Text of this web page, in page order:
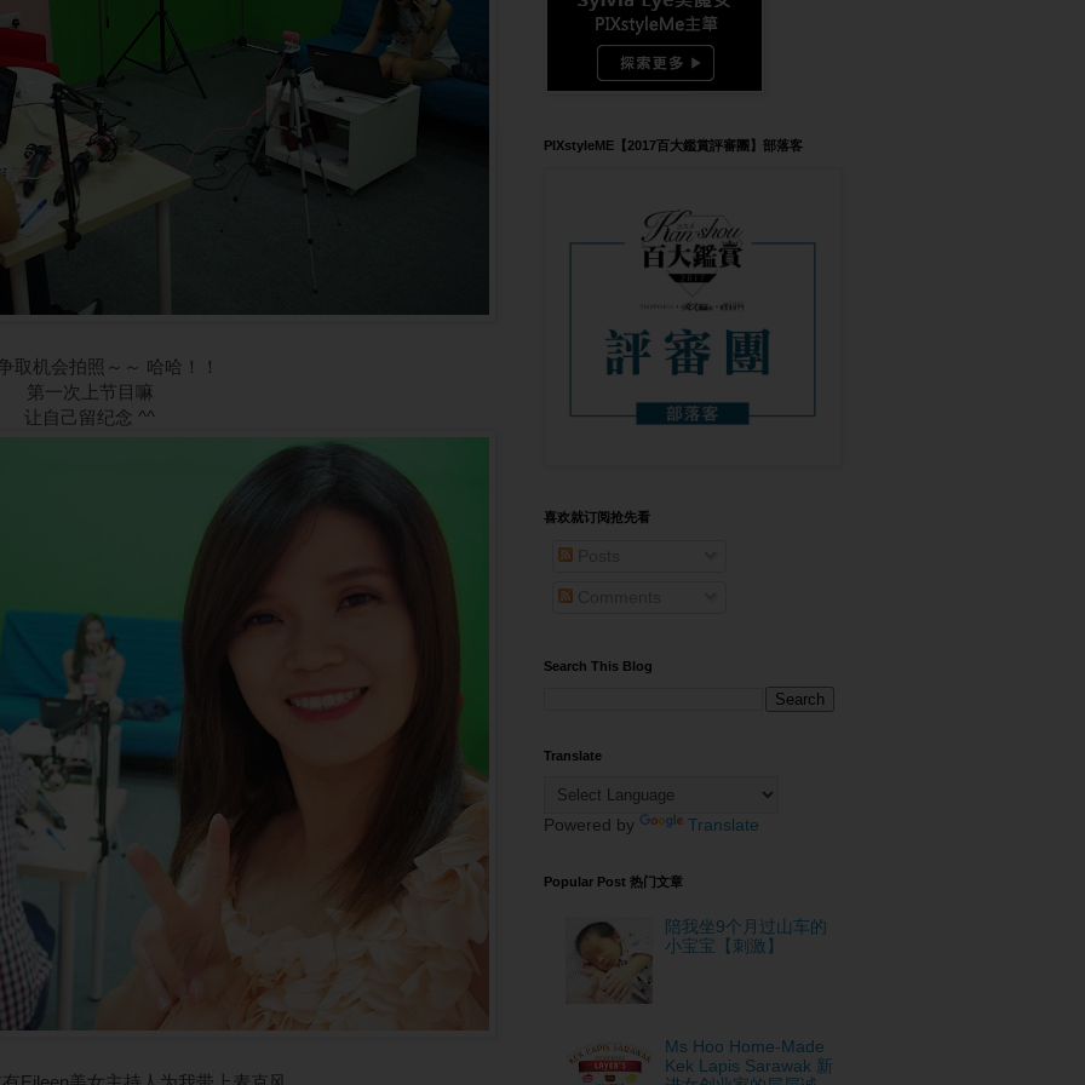
取机会拍照～～ 哈哈！！
第一次上节目嘛
让自己留纪念 ^^
PIXstyleME【2017百大鑑賞評審團】部落客
喜欢就订阅抢先看
Search This Blog
Translate
Powered by Translate
Popular Post 热门文章
陪我坐9个月过山车的
小宝宝【刺激】
Ms Hoo Home-Made
Kek Lapis Sarawak 新